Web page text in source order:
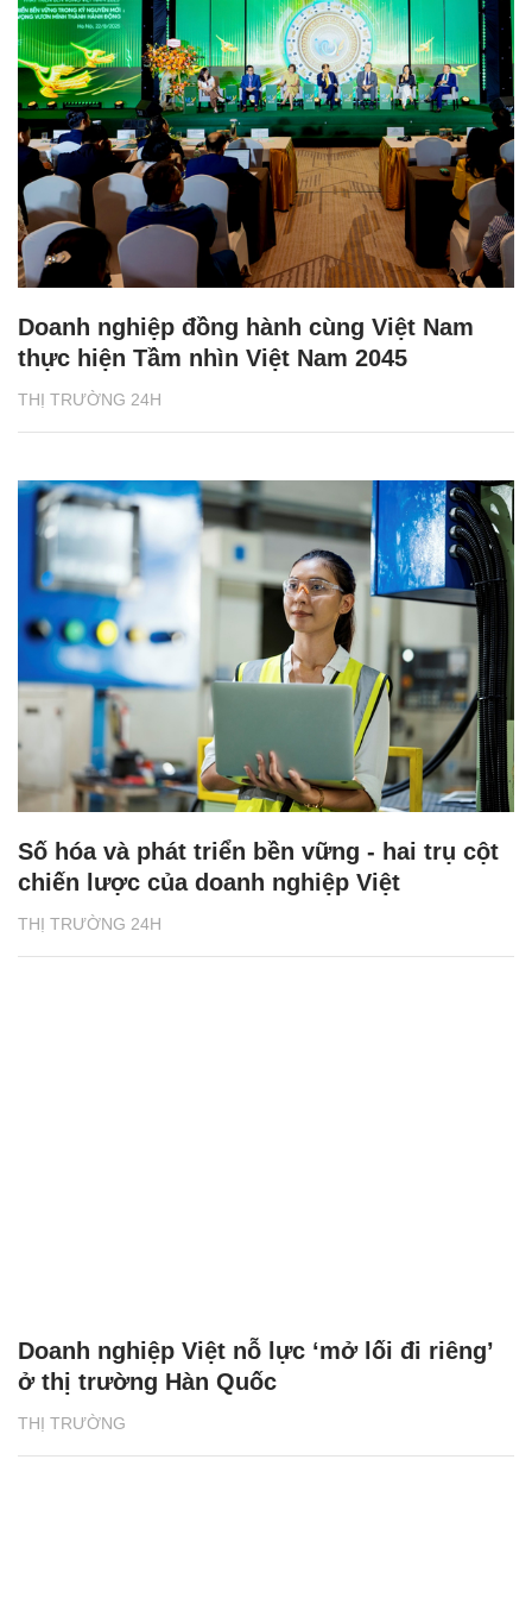
THỊ TRƯỜNG 24H
Doanh nghiệp đồng hành cùng Việt Nam
thực hiện Tầm nhìn Việt Nam 2045
THỊ TRƯỜNG 24H
Số hóa và phát triển bền vững - hai trụ cột
chiến lược của doanh nghiệp Việt
THỊ TRƯỜNG
Doanh nghiệp Việt nỗ lực ‘mở lối đi riêng’
ở thị trường Hàn Quốc